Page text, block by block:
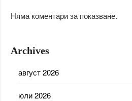
Няма коментари за показване.
Archives
август 2026
юли 2026